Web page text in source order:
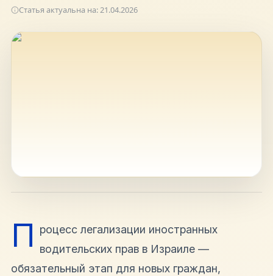
Получайте актуальные новости и советы о
Статья актуальна на: 21.04.2026
П
роцесс легализации иностранных
водительских прав в Израиле —
обязательный этап для новых граждан,